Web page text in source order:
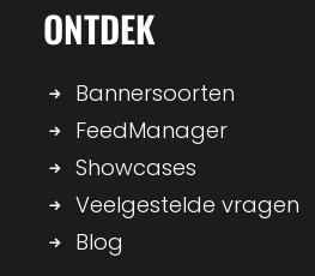
ONTDEK
Bannersoorten
FeedManager
Showcases
Veelgestelde vragen
Blog